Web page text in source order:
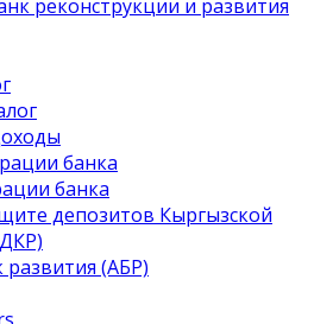
реконструкции и развития
банка
банка
депозитов Кыргызской
развития (АБР)